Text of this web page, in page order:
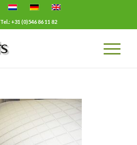
Tel.: +31 (0)546 86 11 82